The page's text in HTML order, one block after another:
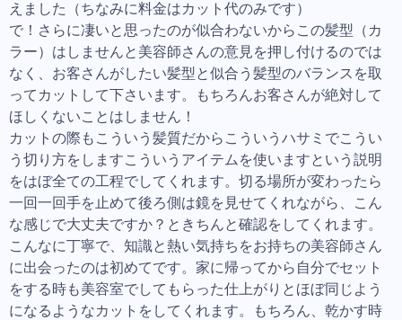
えました（ちなみに料金はカット代のみです）
で！さらに凄いと思ったのが似合わないからこの髪型（カ
ラー）はしませんと美容師さんの意見を押し付けるのでは
なく、お客さんがしたい髪型と似合う髪型のバランスを取
ってカットして下さいます。もちろんお客さんが絶対して
ほしくないことはしません！
カットの際もこういう髪質だからこういうハサミでこうい
う切り方をしますこういうアイテムを使いますという説明
をはぼ全ての工程でしてくれます。切る場所が変わったら
一回一回手を止めて後ろ側は鏡を見せてくれながら、こん
な感じで大丈夫ですか？ときちんと確認をしてくれます。
こんなに丁寧で、知識と熱い気持ちをお持ちの美容師さん
に出会ったのは初めてです。家に帰ってから自分でセット
をする時も美容室でしてもらった仕上がりとほぼ同じよう
になるようなカットをしてくれます。もちろん、乾かす時